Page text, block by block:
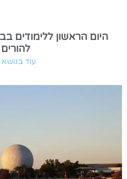
היום הראשון ללימודים
להורים
עוד